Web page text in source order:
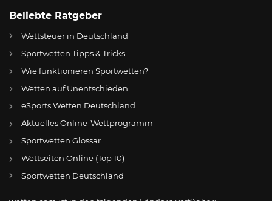
Beliebte Ratgeber
Wettsteuer in Deutschland
Sportwetten Tipps & Tricks
Wie funktionieren Sportwetten?
Wetten auf Unentschieden
eSports Wetten Deutschland
Aktuelles Online-Wettprogramm
Sportwetten Glossar
Wettseiten Online (Top 10)
Sportwetten Deutschland
AT Online Wetten Österreich
CH Online Glücksspiel Schweiz